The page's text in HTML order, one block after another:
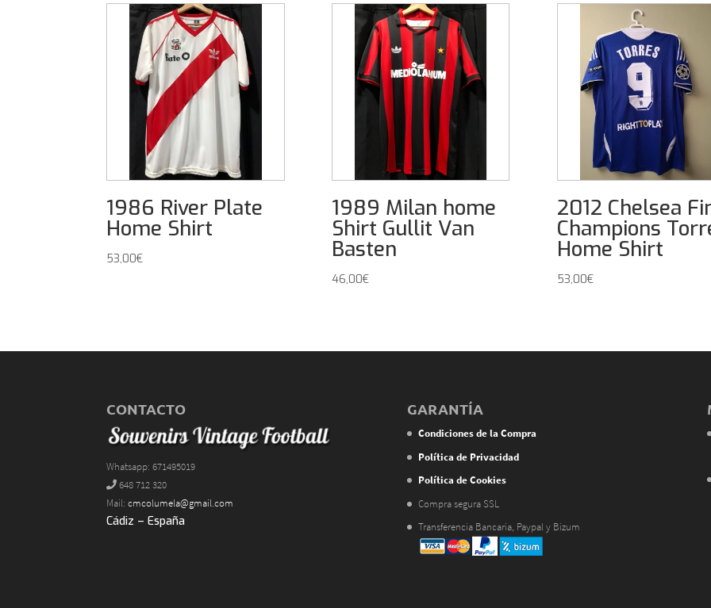
1986 River Plate
Home Shirt
53,00€
1989 Milan home
Shirt Gullit Van
Basten
46,00€
2012 Chelsea
Champions
Home Shirt
53,00€
CONTACTO
Whatsapp: 671495019
648 712 320
Mail:cmcolumela@gmail.com
Cádiz – España
GARANTÍA
Condiciones de la Compra
Política de Privacidad
Política de Cookies
Compra segura SSL
Transferencia Bancaria, Paypal y Bizum